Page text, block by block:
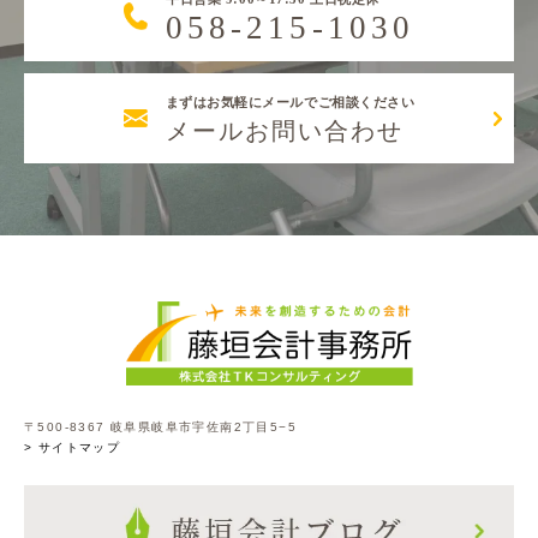
058-215-1030
まずはお気軽にメールでご相談ください
メールお問い合わせ
〒500-8367 岐阜県岐阜市宇佐南2丁目5−5
> サイトマップ